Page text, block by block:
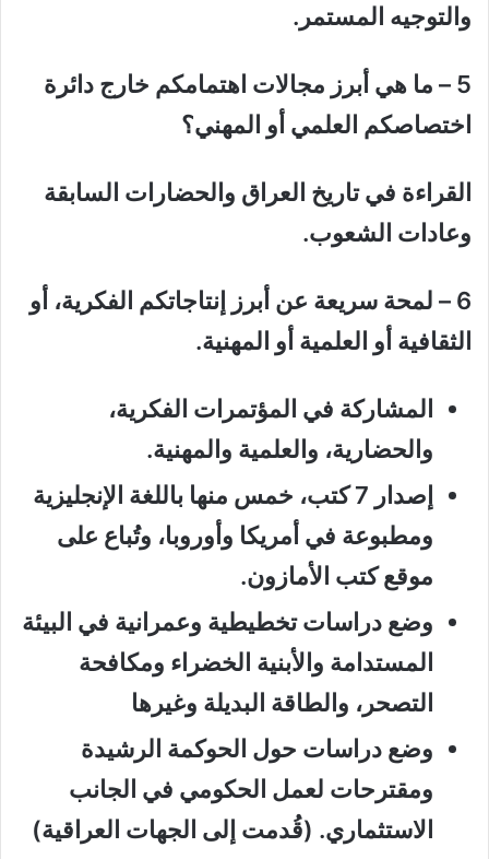
والتوجيه المستمر.
5 – ما هي أبرز مجالات اهتمامكم خارج دائرة
اختصاصكم العلمي أو المهني؟
القراءة في تاريخ العراق والحضارات السابقة
وعادات الشعوب.
6 – لمحة سريعة عن أبرز إنتاجاتكم الفكرية، أو
الثقافية أو العلمية أو المهنية.
المشاركة في المؤتمرات الفكرية،
والحضارية، والعلمية والمهنية.
إصدار 7 كتب، خمس منها باللغة الإنجليزية
ومطبوعة في أمريكا وأوروبا، وتُباع على
موقع كتب الأمازون.
وضع دراسات تخطيطية وعمرانية في البيئة
المستدامة والأبنية الخضراء ومكافحة
التصحر، والطاقة البديلة وغيرها
وضع دراسات حول الحوكمة الرشيدة
ومقترحات لعمل الحكومي في الجانب
الاستثماري. (قُدمت إلى الجهات العراقية)